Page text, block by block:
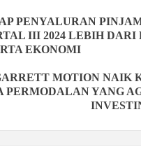
PENYALURAN
III 2024 LEBIH DARI
EKONOMI
MOTION NAIK
PERMODALAN YANG